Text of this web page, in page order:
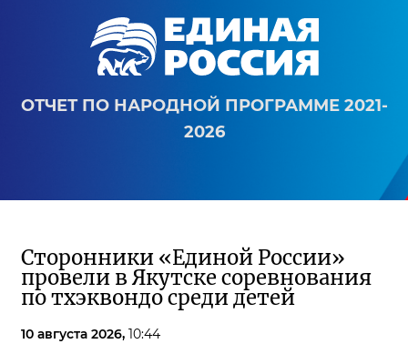
ОТЧЕТ ПО НАРОДНОЙ ПРОГРАММЕ 2021-
2026
Сторонники «Единой России»
провели в Якутске соревнования
по тхэквондо среди детей
10 августа 2026, 10:44